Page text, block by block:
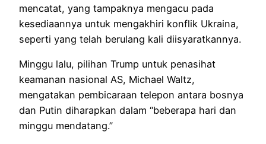
mencatat, yang tampaknya mengacu pada
kesediaannya untuk mengakhiri konflik Ukraina,
seperti yang telah berulang kali diisyaratkannya.
Minggu lalu, pilihan Trump untuk penasihat
keamanan nasional AS, Michael Waltz,
mengatakan pembicaraan telepon antara bosnya
dan Putin diharapkan dalam “beberapa hari dan
minggu mendatang.”